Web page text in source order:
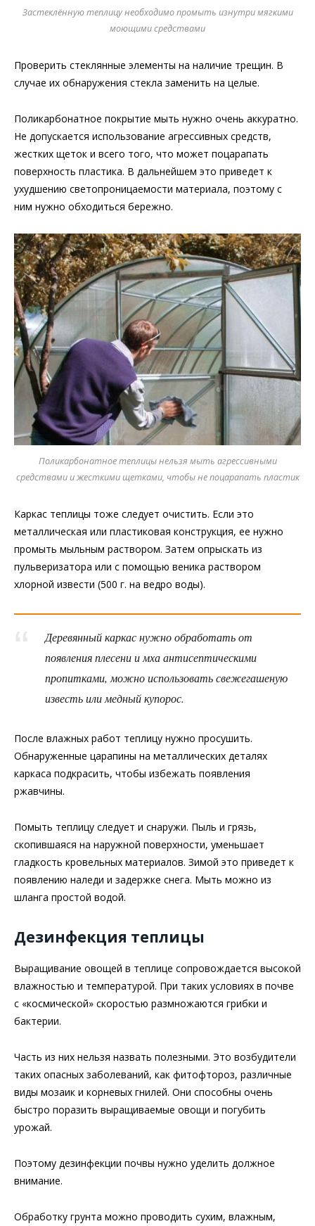
Застеклённую теплицу необходимо промыть изнутри мягкими
моющими средствами
Проверить стеклянные элементы на наличие трещин. В
случае их обнаружения стекла заменить на целые.
Поликарбонатное покрытие мыть нужно очень аккуратно.
Не допускается использование агрессивных средств,
жестких щеток и всего того, что может поцарапать
поверхность пластика. В дальнейшем это приведет к
ухудшению светопроницаемости материала, поэтому с
ним нужно обходиться бережно.
Поликарбонатное теплицы нельзя мыть агрессивными
средствами и жесткими щетками, чтобы не поцарапать пластик
Каркас теплицы тоже следует очистить. Если это
металлическая или пластиковая конструкция, ее нужно
промыть мыльным раствором. Затем опрыскать из
пульверизатора или с помощью веника раствором
хлорной извести (500 г. на ведро воды).
Деревянный каркас нужно обработать от
появления плесени и мха антисептическими
пропитками, можно использовать свежегашеную
известь или медный купорос.
После влажных работ теплицу нужно просушить.
Обнаруженные царапины на металлических деталях
каркаса подкрасить, чтобы избежать появления
ржавчины.
Помыть теплицу следует и снаружи. Пыль и грязь,
скопившаяся на наружной поверхности, уменьшает
гладкость кровельных материалов. Зимой это приведет к
появлению наледи и задержке снега. Мыть можно из
шланга простой водой.
Дезинфекция теплицы
Выращивание овощей в теплице сопровождается высокой
влажностью и температурой. При таких условиях в почве
с «космической» скоростью размножаются грибки и
бактерии.
Часть из них нельзя назвать полезными. Это возбудители
таких опасных заболеваний, как фитофтороз, различные
виды мозаик и корневых гнилей. Они способны очень
быстро поразить выращиваемые овощи и погубить
урожай.
Поэтому дезинфекции почвы нужно уделить должное
внимание.
Обработку грунта можно проводить сухим, влажным,